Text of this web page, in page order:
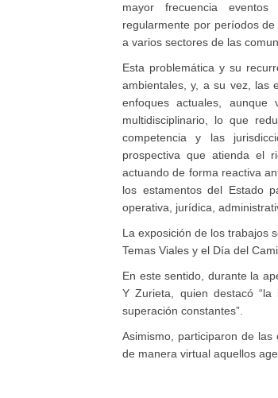
regularmente por períodos
a varios sectores de las
Esta problemática y su
ambientales, y, a su vez, las
enfoques actuales,
multidisciplinario, lo que
competencia y las
prospectiva que atienda el
actuando de forma reactiva
los estamentos del Estado
operativa, jurídica,
La exposición de los trabajos
Temas Viales y el Día del
En este sentido, durante la
Y Zurieta, quien destacó
superación constantes”.
Asimismo, participaron de
de manera virtual aquellos